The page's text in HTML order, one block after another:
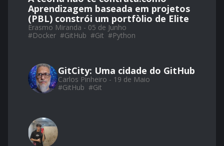
Aprendizagem baseada em projetos
(PBL) constrói um portfòlio de Elite
Erasmo Miranda - 05 de Junho
#Docker #GitHub #Git #Python
GitCity: Uma cidade do GitHub
Carlos Pinheiro - 19 de Maio
#GitHub #Git